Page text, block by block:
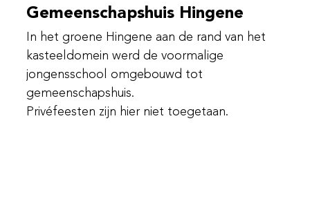
Gemeenschapshuis Hingene
In het groene Hingene aan de rand van het
kasteeldomein werd de voormalige
jongensschool omgebouwd tot
gemeenschapshuis.
Privéfeesten zijn hier niet toegetaan.